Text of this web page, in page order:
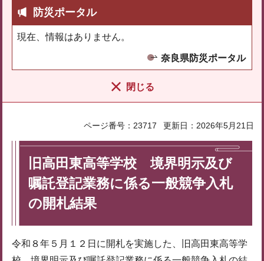
防災ポータル
現在、情報はありません。
奈良県防災ポータル
閉じる
ページ番号：23717 更新日：2026年5月21日
旧高田東高等学校 境界明示及び
嘱託登記業務に係る一般競争入札
の開札結果
令和８年５月１２日に開札を実施した、旧高田東高等学